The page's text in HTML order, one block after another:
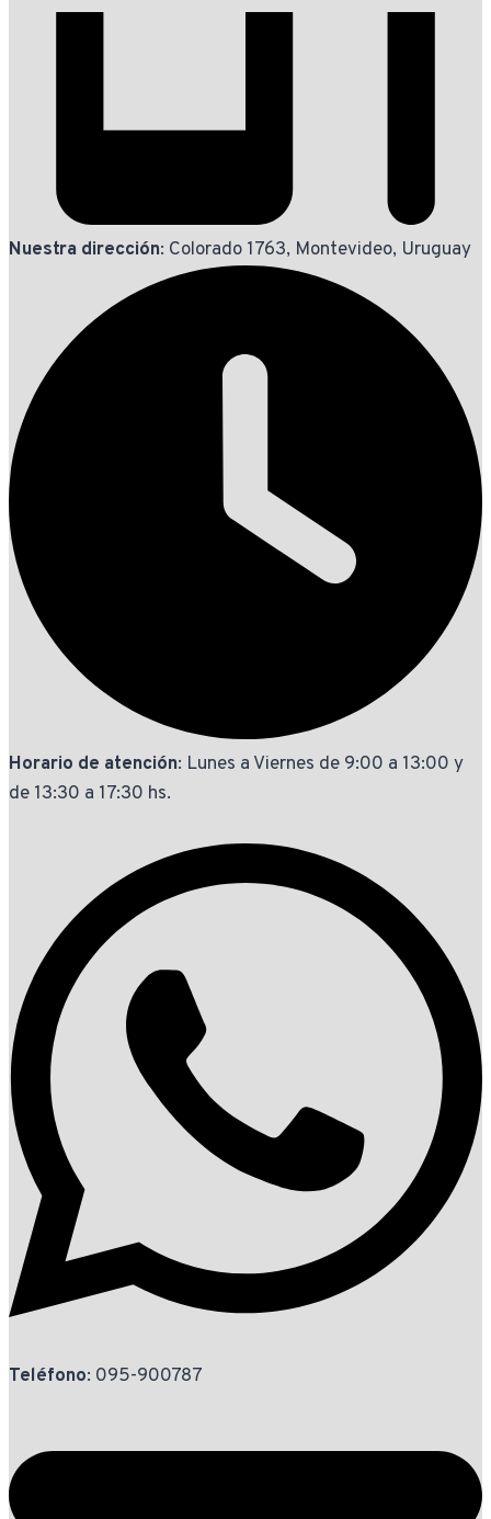
Nuestra dirección: Colorado 1763, Montevideo, Uruguay
Horario de atención: Lunes a Viernes de 9:00 a 13:00 y
de 13:30 a 17:30 hs.
Teléfono: 095-900787